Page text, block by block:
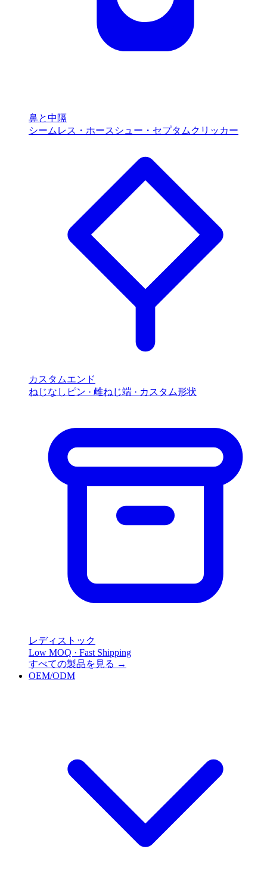
鼻と中隔
シームレス・ホースシュー・セプタムクリッカー
カスタムエンド
ねじなしピン · 雌ねじ端 · カスタム形状
レディストック
Low MOQ · Fast Shipping
すべての製品を見る →
OEM/ODM